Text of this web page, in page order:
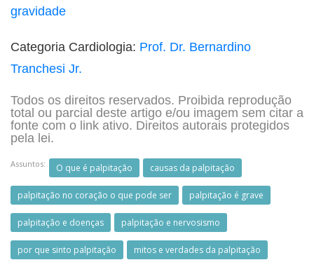
gravidade
Categoria Cardiologia: Prof. Dr. Bernardino
Tranchesi Jr.
Todos os direitos reservados. Proibida reprodução
total ou parcial deste artigo e/ou imagem sem citar a
fonte com o link ativo. Direitos autorais protegidos
pela lei.
Assuntos: O que é palpitação causas da palpitação
palpitação no coração o que pode ser palpitação é grave
palpitação e doenças palpitação e nervosismo
por que sinto palpitação mitos e verdades da palpitação